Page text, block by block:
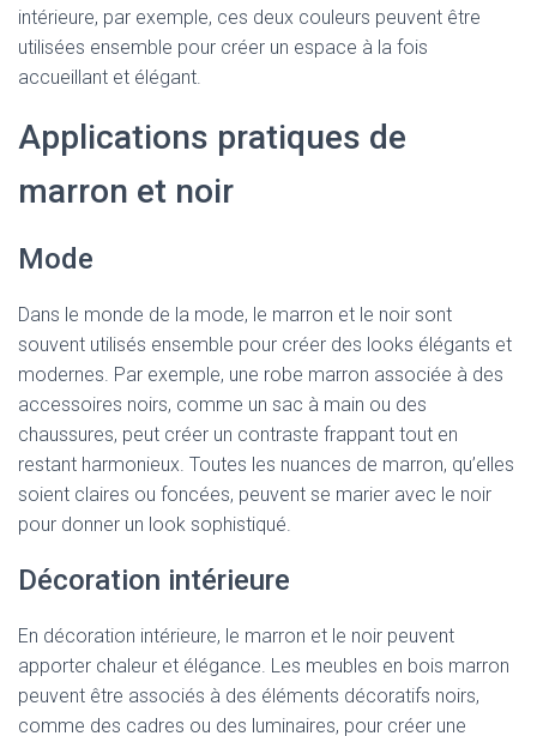
intérieure, par exemple, ces deux couleurs peuvent être
utilisées ensemble pour créer un espace à la fois
accueillant et élégant.
Applications pratiques de
marron et noir
Mode
Dans le monde de la mode, le marron et le noir sont
souvent utilisés ensemble pour créer des looks élégants et
modernes. Par exemple, une robe marron associée à des
accessoires noirs, comme un sac à main ou des
chaussures, peut créer un contraste frappant tout en
restant harmonieux. Toutes les nuances de marron, qu’elles
soient claires ou foncées, peuvent se marier avec le noir
pour donner un look sophistiqué.
Décoration intérieure
En décoration intérieure, le marron et le noir peuvent
apporter chaleur et élégance. Les meubles en bois marron
peuvent être associés à des éléments décoratifs noirs,
comme des cadres ou des luminaires, pour créer une